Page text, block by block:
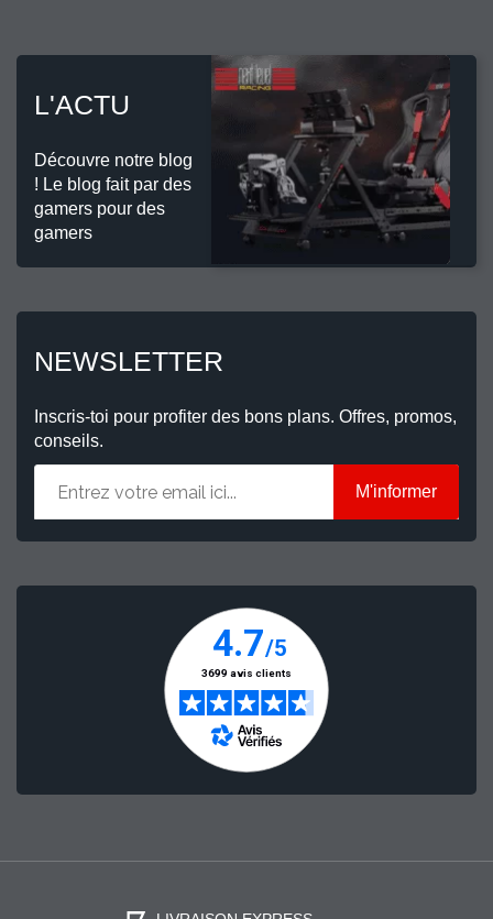
L'ACTU
Découvre notre blog
! Le blog fait par des
gamers pour des
gamers
NEWSLETTER
Inscris-toi pour profiter des bons plans. Offres, promos,
conseils.
M'informer